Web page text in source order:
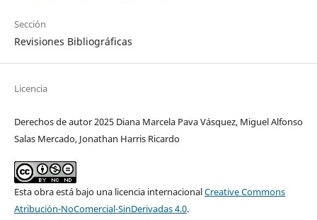
Sección
Revisiones Bibliográficas
Licencia
Derechos de autor 2025 Diana Marcela Pava Vásquez, Miguel Alfonso
Salas Mercado, Jonathan Harris Ricardo
Esta obra está bajo una licencia internacionalCreative Commons
Atribución-NoComercial-SinDerivadas 4.0.